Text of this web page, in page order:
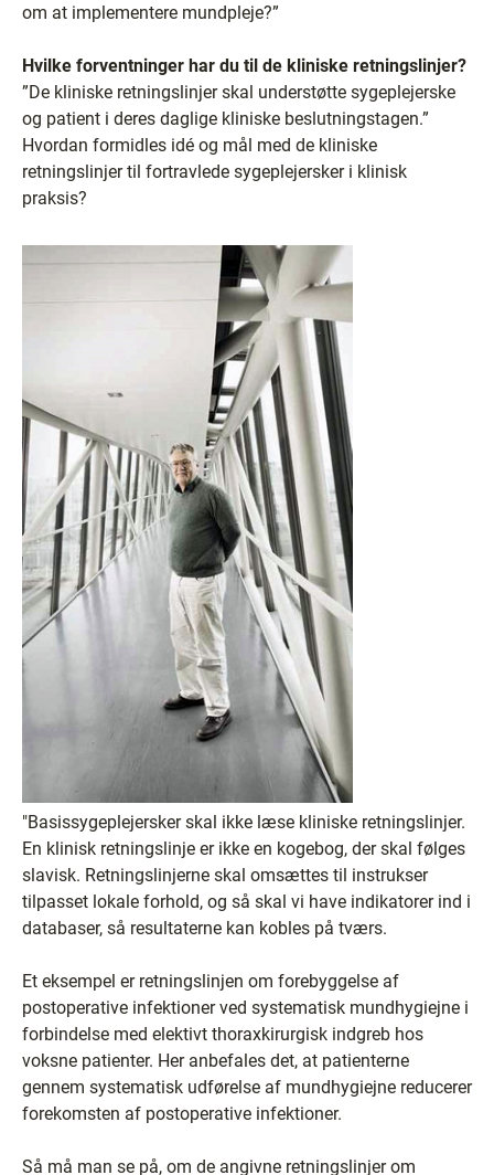
om at implementere mundpleje?”
Hvilke forventninger har du til de kliniske retningslinjer?
”De kliniske retningslinjer skal understøtte sygeplejerske
og patient i deres daglige kliniske beslutningstagen.”
Hvordan formidles idé og mål med de kliniske
retningslinjer til fortravlede sygeplejersker i klinisk
praksis?
"Basissygeplejersker skal ikke læse kliniske retningslinjer.
En klinisk retningslinje er ikke en kogebog, der skal følges
slavisk. Retningslinjerne skal omsættes til instrukser
tilpasset lokale forhold, og så skal vi have indikatorer ind i
databaser, så resultaterne kan kobles på tværs.
Et eksempel er retningslinjen om forebyggelse af
postoperative infektioner ved systematisk mundhygiejne i
forbindelse med elektivt thoraxkirurgisk indgreb hos
voksne patienter. Her anbefales det, at patienterne
gennem systematisk udførelse af mundhygiejne reducerer
forekomsten af postoperative infektioner.
Så må man se på, om de angivne retningslinjer om